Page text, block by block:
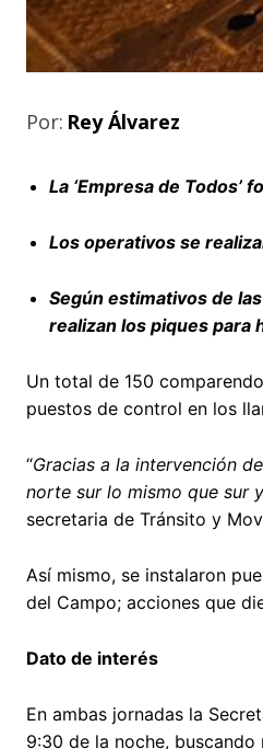
Por: Rey Álvarez
La ‘Empresa de Todos’
Los operativos se
Según estimativos de
realizan los piques para
Un total de 150
puestos de control en los
“Gracias a la intervención
norte sur lo mismo que sur
secretaria de Tránsito y
Así mismo, se instalaron
del Campo; acciones que
Dato de interés
En ambas jornadas la
9:30 de la noche,